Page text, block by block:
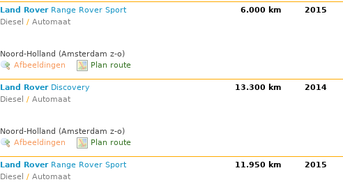
Land Rover Range Rover Sport
Diesel
/ Automaat
Noord-Holland (Amsterdam z-o)
Afbeeldingen
Plan route
6.000 km 2015
Land Rover Discovery
Diesel
/ Automaat
Noord-Holland (Amsterdam z-o)
Afbeeldingen
Plan route
13.300 km 2014
Land Rover Range Rover Sport
Diesel
/ Automaat
11.950 km 2015